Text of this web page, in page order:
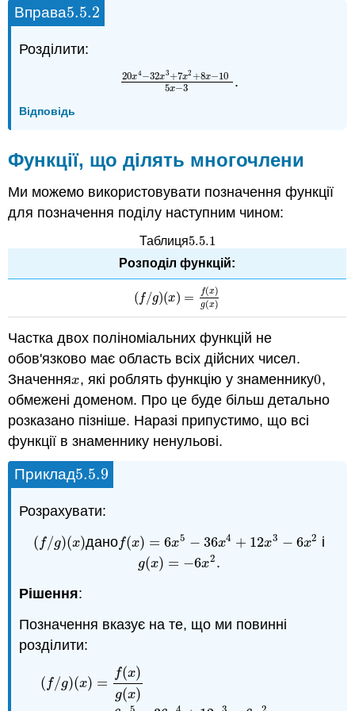
Вправа5.5.2
5.5.2
Розділити:
20x4−32x3+7x2 +8x−10
5x−3
20x4−32x3+7x2+8.
Відповідь
Функції, що ділять многочлени
Ми можемо використовувати позначення функції
для позначення поділу наступним чином:
Розподіл функцій:
( f/g)(x) = f(x)
g(x)
(f /g)(x)=f( x) g(x)
Таблиця5.5.1
5.5.1
Частка двох поліноміальних функцій не
обов'язково має область всіх дійсних чисел.
Значенняx
x, які роблять функцію у знаменнику0
0,
обмежені доменом. Про це буде більш детально
розказано пізніше. Наразі припустимо, що всі
функції в знаменнику ненульові.
Приклад5.5.9
5.5.9
Розрахувати:
( f/g)(x)
(f/g)(x) даноf(x) = 6x5 − 36x4 + 12x3 − 6x2
f(x)= 6x 5−36x 4+12 x3 −6x2 і
g(x) = −6x2
g(x)=− 6x2
.
Рішення:
Позначення вказує на те, що ми повинні
розділити:
( f/g)(x) =
f(x)
g(x)